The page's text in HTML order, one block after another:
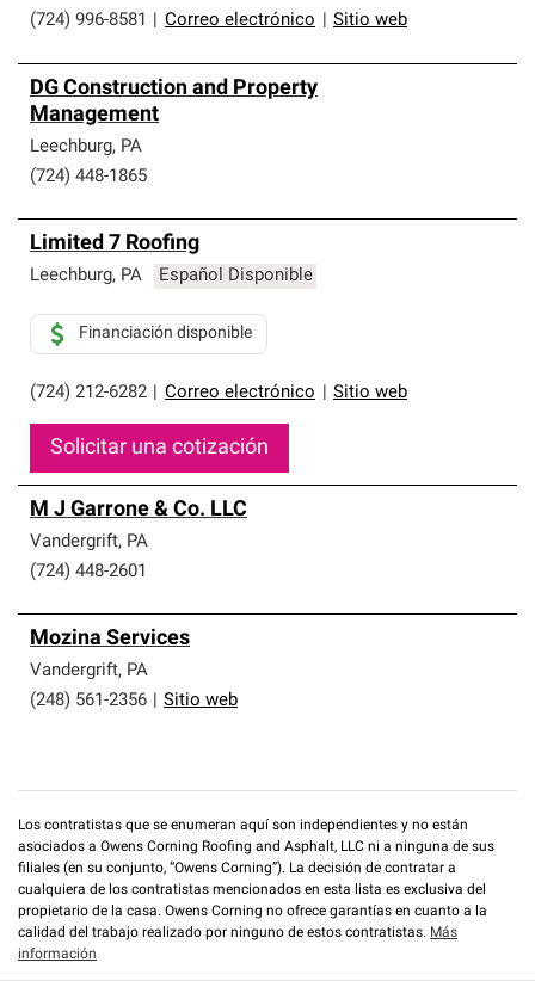
(724) 996-8581
Correo electrónico Sitio web
DG Construction and Property
Management
Leechburg, PA
(724) 448-1865
Limited 7 Roofing
Leechburg, PA Español Disponible
(724) 212-6282 Correo electrónico Sitio web
Financiación disponible
Solicitar una cotización
M J Garrone & Co. LLC
Vandergrift, PA
(724) 448-2601
Mozina Services
Vandergrift, PA
(248) 561-2356
Sitio web
Los contratistas que se enumeran aquí son independientes y no están
asociados a Owens Corning Roofing and Asphalt, LLC ni a ninguna de sus
filiales (en su conjunto, “Owens Corning”). La decisión de contratar a
cualquiera de los contratistas mencionados en esta lista es exclusiva del
propietario de la casa. Owens Corning no ofrece garantías en cuanto a la
calidad del trabajo realizado por ninguno de estos contratistas. Más
información